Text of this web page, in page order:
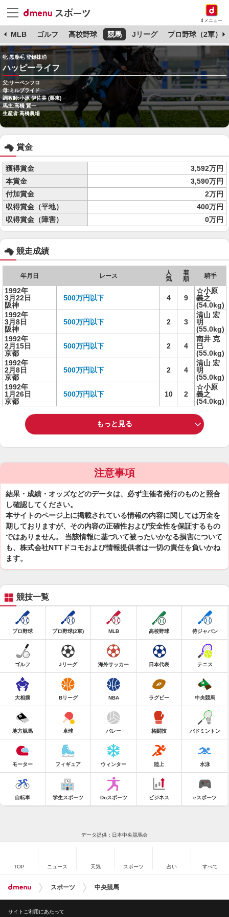
dメニュー
MLB ゴルフ 高校野球 競馬 Jリーグ プロ野球（2軍）
牝 黒鹿毛 登録抹消
ハッピーライフ
父:サーペンフロ
母:ミルブライド
調教師:小原 伊佐美 (栗東)
馬主:高橋 賢一
生産者:高橋農場
賞金
獲得賞金
3,592万円
本賞金
3,590万円
付加賞金
2万円
収得賞金（平地）
400万円
収得賞金（障害）
0万円
競走成績
年月日 レース
人
気
着
順
騎手
1992年
3月22日
阪神
500万円以下 4 9
☆小原
義之
(54.0kg)
1992年
3月8日
阪神
500万円以下 2 3
清山 宏
明
(55.0kg)
1992年
2月15日
京都
500万円以下 2 4
南井 克
巳
(55.0kg)
1992年
2月8日
京都
500万円以下 2 4
清山 宏
明
(55.0kg)
1992年
1月26日
京都
500万円以下 10 2
☆小原
義之
(54.0kg)
もっと見る
注意事項
結果・成績・オッズなどのデータは、必ず主催者発行のものと照合
し確認してください。
本サイトのページ上に掲載されている情報の内容に関しては万全を
期しておりますが、その内容の正確性および安全性を保証するもの
ではありません。 当該情報に基づいて被ったいかなる損害について
も、株式会社NTTドコモおよび情報提供者は一切の責任を負いかね
ます。
競技一覧
プロ野球 プロ野球(2軍) MLB 高校野球 侍ジャパン
ゴルフ Jリーグ 海外サッカー 日本代表 テニス
大相撲 Bリーグ NBA ラグビー 中央競馬
地方競馬 卓球 バレー 格闘技 バドミントン
モーター フィギュア ウィンター 陸上 水泳
自転車 学生スポーツ Doスポーツ ビジネス eスポーツ
データ提供：日本中央競馬会
TOP ニュース 天気 スポーツ 占い すべて
スポーツ 中央競馬
サイトご利用にあたって